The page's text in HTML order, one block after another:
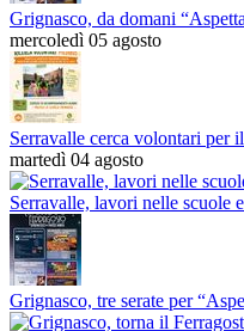
Grignasco, da domani
mercoledì 05 agosto
Serravalle cerca volontari per
martedì 04 agosto
Serravalle, lavori nelle scuole
Grignasco, tre serate per